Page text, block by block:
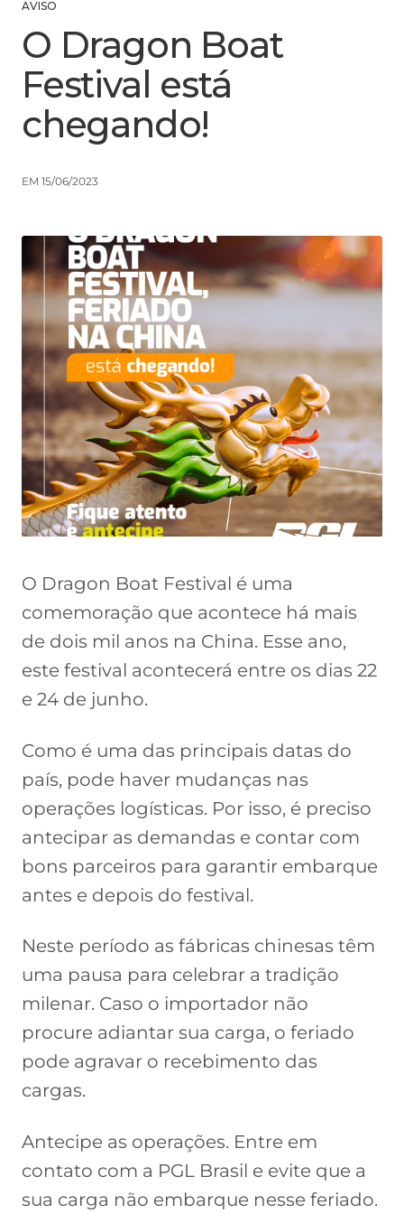
AVISO
O Dragon Boat
Festival está
chegando!
EM 15/06/2023
O Dragon Boat Festival é uma
comemoração que acontece há mais
de dois mil anos na China. Esse ano,
este festival acontecerá entre os dias 22
e 24 de junho.
Como é uma das principais datas do
país, pode haver mudanças nas
operações logísticas. Por isso, é preciso
antecipar as demandas e contar com
bons parceiros para garantir embarque
antes e depois do festival.
Neste período as fábricas chinesas têm
uma pausa para celebrar a tradição
milenar. Caso o importador não
procure adiantar sua carga, o feriado
pode agravar o recebimento das
cargas.
Antecipe as operações. Entre em
contato com a PGL Brasil e evite que a
sua carga não embarque nesse feriado.